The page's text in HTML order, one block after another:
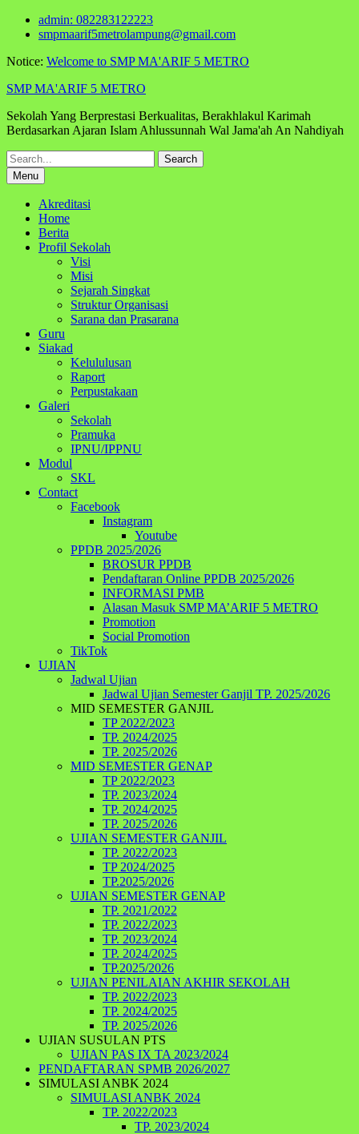
Skip
admin: 082283122223
smpmaarif5metrolampung@gmail.com
Notice: Welcome to SMP MA'ARIF 5 METRO
SMP MA'ARIF 5 METRO
Sekolah Yang Berprestasi Berkualitas, Berakhlakul Karimah
Berdasarkan Ajaran Islam Ahlussunnah Wal Jama'ah An Nahdiyah
Search
for:Menu
Akreditasi
Home
Berita
Profil Sekolah
Visi
Misi
Sejarah Singkat
Struktur Organisasi
Sarana dan Prasarana
Guru
Siakad
Kelululusan
Raport
Perpustakaan
Galeri
Sekolah
Pramuka
IPNU/IPPNU
Modul
SKL
Contact
Facebook
Instagram
Youtube
PPDB 2025/2026
BROSUR PPDB
Pendaftaran Online PPDB 2025/2026
INFORMASI PMB
Alasan Masuk SMP MA’ARIF 5 METRO
Promotion
Social Promotion
TikTok
UJIAN
Jadwal Ujian
Jadwal Ujian Semester Ganjil TP. 2025/2026
MID SEMESTER GANJIL
TP 2022/2023
TP. 2024/2025
TP. 2025/2026
MID SEMESTER GENAP
TP 2022/2023
TP. 2023/2024
TP. 2024/2025
TP. 2025/2026
UJIAN SEMESTER GANJIL
TP. 2022/2023
TP 2024/2025
TP.2025/2026
UJIAN SEMESTER GENAP
TP. 2021/2022
TP. 2022/2023
TP. 2023/2024
TP. 2024/2025
TP.2025/2026
UJIAN PENILAIAN AKHIR SEKOLAH
TP. 2022/2023
TP. 2024/2025
TP. 2025/2026
UJIAN SUSULAN PTS
UJIAN PAS IX TA 2023/2024
PENDAFTARAN SPMB 2026/2027
SIMULASI ANBK 2024
SIMULASI ANBK 2024
TP. 2022/2023
TP. 2023/2024